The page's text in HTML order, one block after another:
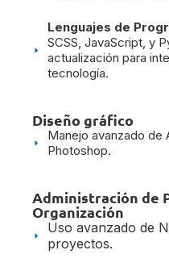
Lenguajes de
SCSS, JavaScript, y
actualización para
tecnología.
Diseño gráfico
Manejo avanzado de
Photoshop.
Administración de
Organización
Uso avanzado de
proyectos.